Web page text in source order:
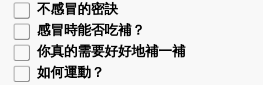
不感冒的密訣
感冒時能否吃補？
你真的需要好好地補一補
如何運動？